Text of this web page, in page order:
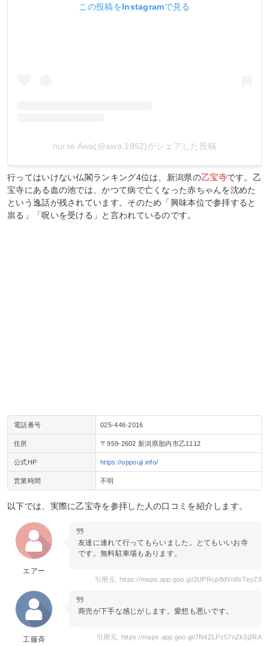
この投稿をInstagramで見る
nurse Awa(@awa.1952)がシェアした投稿
行ってはいけない仏閣ランキング4位は、新潟県の乙宝寺です。乙
宝寺にある血の池では、かつて病で亡くなった赤ちゃんを沈めた
という逸話が残されています。そのため「興味本位で参拝すると
祟る」「呪いを受ける」と言われているのです。
電話番号 025‐446‐2016
住所 〒959-2602 新潟県胎内市乙1112
公式HP https://oppouji.info/
営業時間 不明
以下では、実際に乙宝寺を参拝した人の口コミを紹介します。
エアー
友達に連れて行ってもらいました。とてもいいお寺
です。無料駐車場もあります。
引用元: https://maps.app.goo.gl/2UPRcp8dVn8xTeyZ8
工藤斉
商売が下手な感じがします。愛想も悪いです。
引用元: https://maps.app.goo.gl/7N4ZLPc57nZk3j2RA